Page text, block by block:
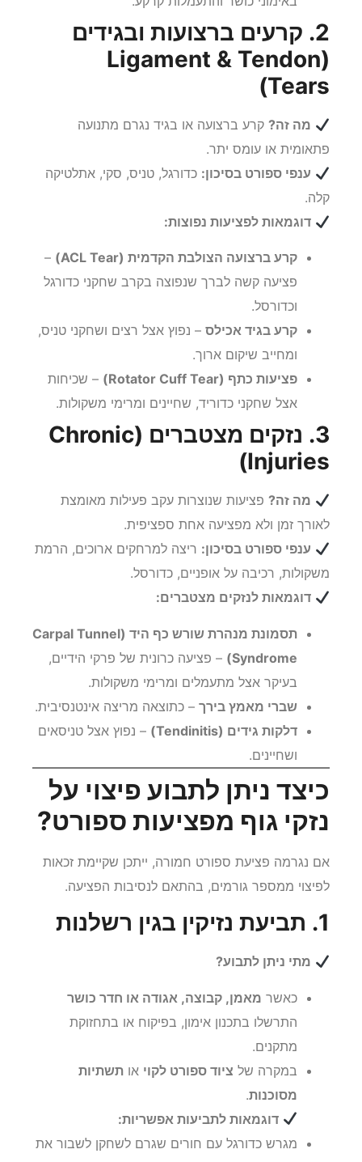
2. קרעים ברצועות ובגידים
(Ligament & Tendon
Tears)
מה זה? קרע ברצועה או בגיד נגרם מתנועה
פתאומית או עומס יתר.
ענפי ספורט בסיכון: כדורגל, טניס, סקי, אתלטיקה
קלה.
דוגמאות לפציעות נפוצות:
קרע ברצועה הצולבת הקדמית (ACL Tear)
–
פציעה קשה לברך שנפוצה בקרב שחקני כדורגל
וכדורסל.
קרע בגיד אכילס – נפוץ אצל רצים ושחקני טניס,
ומחייב שיקום ארוך.
פציעות כתף (Rotator Cuff Tear)
– שכיחות
אצל שחקני כדוריד, שחיינים ומרימי משקולות.
3. נזקים מצטברים (Chronic
Injuries)
מה זה? פציעות שנוצרות עקב פעילות מאומצת
לאורך זמן ולא מפציעה אחת ספציפית.
ענפי ספורט בסיכון: ריצה למרחקים ארוכים, הרמת
משקולות, רכיבה על אופניים, כדורסל.
דוגמאות לנזקים מצטברים:
תסמונת מנהרת שורש כף היד (Carpal Tunnel
Syndrome) – פציעה כרונית של פרקי הידיים,
בעיקר אצל מתעמלים ומרימי משקולות.
שברי מאמץ בירך – כתוצאה מריצה אינטנסיבית.
דלקות גידים (Tendinitis)
– נפוץ אצל טניסאים
ושחיינים.
כיצד ניתן לתבוע פיצוי על
נזקי גוף מפציעות ספורט?
אם נגרמה פציעת ספורט חמורה, ייתכן שקיימת זכאות
לפיצוי ממספר גורמים, בהתאם לנסיבות הפציעה.
1. תביעת נזיקין בגין רשלנות
מתי ניתן לתבוע?
כאשר מאמן, קבוצה, אגודה או חדר כושר
התרשלו בתכנון אימון, בפיקוח או בתחזוקת
מתקנים.
במקרה של ציוד ספורט לקוי או תשתיות
מסוכנות.
דוגמאות לתביעות אפשריות:
מגרש כדורגל עם חורים שגרם לשחקן לשבור את